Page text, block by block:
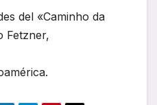
del «Caminho da
Fetzner,